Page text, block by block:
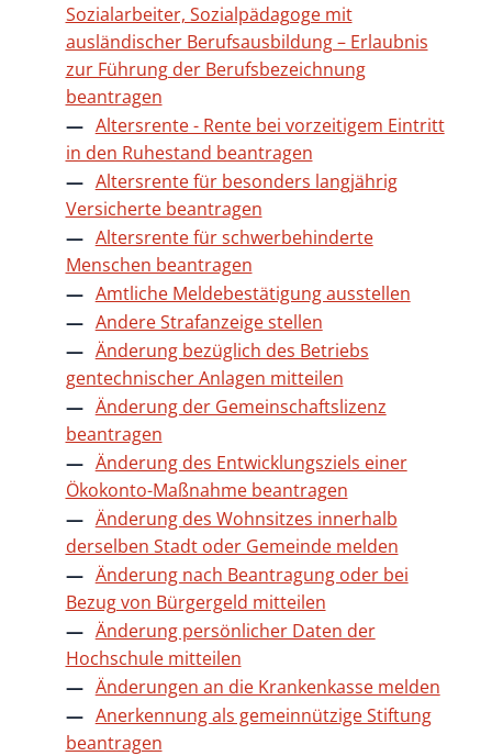
Sozialarbeiter, Sozialpädagoge mit
ausländischer Berufsausbildung – Erlaubnis
zur Führung der Berufsbezeichnung
beantragen
Altersrente - Rente bei vorzeitigem Eintritt
in den Ruhestand beantragen
Altersrente für besonders langjährig
Versicherte beantragen
Altersrente für schwerbehinderte
Menschen beantragen
Amtliche Meldebestätigung ausstellen
Andere Strafanzeige stellen
Änderung bezüglich des Betriebs
gentechnischer Anlagen mitteilen
Änderung der Gemeinschaftslizenz
beantragen
Änderung des Entwicklungsziels einer
Ökokonto-Maßnahme beantragen
Änderung des Wohnsitzes innerhalb
derselben Stadt oder Gemeinde melden
Änderung nach Beantragung oder bei
Bezug von Bürgergeld mitteilen
Änderung persönlicher Daten der
Hochschule mitteilen
Änderungen an die Krankenkasse melden
Anerkennung als gemeinnützige Stiftung
beantragen